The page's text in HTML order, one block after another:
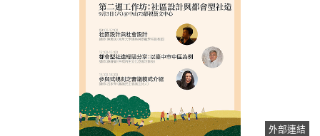
外部連結